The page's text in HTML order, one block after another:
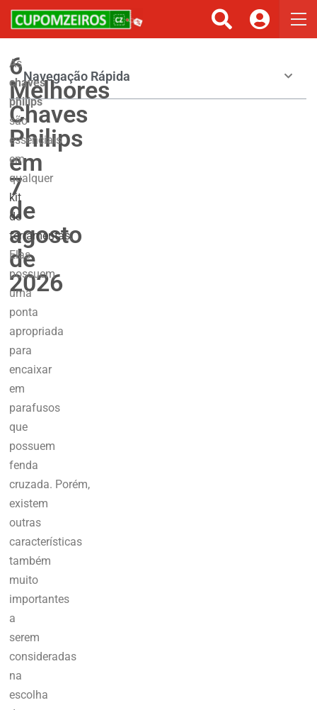
6
Melhores
Chaves
Philips
em
7
de
agosto
de
2026
As
chaves
philips
são
essenciais
em
qualquer
kit
de
ferramentas.
Elas
possuem
uma
ponta
apropriada
para
encaixar
em
parafusos
que
possuem
fenda
cruzada. Porém,
existem
outras
características
também
muito
importantes
a
serem
consideradas
na
escolha
Navegação Rápida